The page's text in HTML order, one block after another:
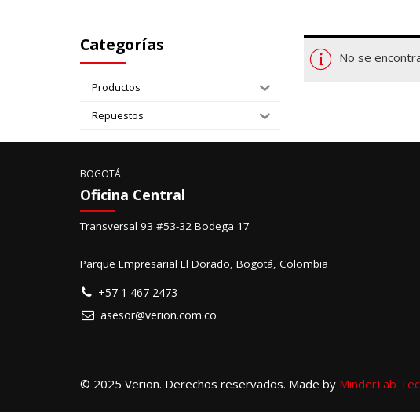
No se
Categorías
Productos
Repuestos
BOGOTÁ
Oficina Central
Transversal 93 #53-32 Bodega 17
Parque Empresarial El Dorado, Bogotá, Colombia
+57 1 467 2473
asesor@verion.com.co
© 2025 Verion. Derechos reservados. Made by MinderLab